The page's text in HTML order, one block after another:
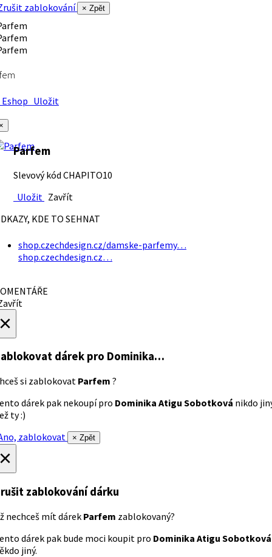
zablokování
× Zpět
Uložit
Parfem
Slevový kód CHAPITO10
Uložit Zavřít
KDE TO SEHNAT
shop.czechdesign.cz/damske-parfemy…
shop.czechdesign.cz…
dárek pro Dominika…
si zablokovat Parfem ?
dárek pak nekoupí pro Dominika Atigu Sobotková nikdo
ty :)
zablokovat
× Zpět
zablokování dárku
nechceš mít dárek Parfem zablokovaný?
dárek pak bude moci koupit pro Dominika Atigu Sobotková
jiný.